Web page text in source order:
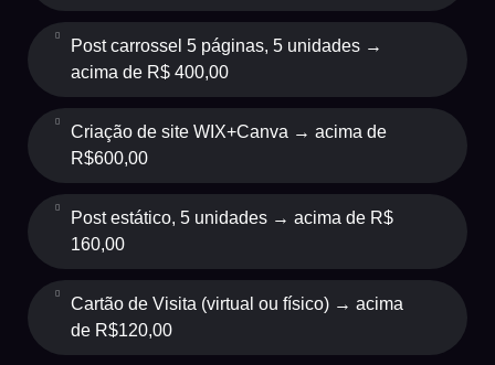
Post carrossel 5 páginas, 5 unidades →
acima de R$ 400,00
Criação de site WIX+Canva → acima de
R$600,00
Post estático, 5 unidades → acima de R$
160,00
Cartão de Visita (virtual ou físico) → acima
de R$120,00